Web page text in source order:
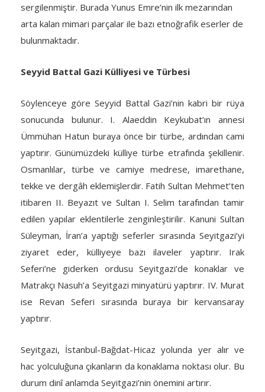
sergilenmiştir. Burada Yunus Emre’nin ilk mezarından
arta kalan mimari parçalar ile bazı etnoğrafik eserler de
bulunmaktadır.
Seyyid Battal Gazi Külliyesi ve Türbesi
Söylenceye göre Seyyid Battal Gazi’nin kabri bir rüya
sonucunda bulunur. I. Alaeddin Keykubat’ın annesi
Ümmühan Hatun buraya önce bir türbe, ardından cami
yaptırır. Günümüzdeki külliye türbe etrafında şekillenir.
Osmanlılar, türbe ve camiye medrese, imarethane,
tekke ve dergâh eklemişlerdir. Fatih Sultan Mehmet’ten
itibaren II. Beyazıt ve Sultan I. Selim tarafından tamir
edilen yapılar eklentilerle zenginleştirilir. Kanuni Sultan
Süleyman, İran’a yaptığı seferler sırasında Seyitgazi’yi
ziyaret eder, külliyeye bazı ilaveler yaptırır. Irak
Seferi’ne giderken ordusu Seyitgazi’de konaklar ve
Matrakçı Nasuh’a Seyitgazi minyatürü yaptırır. IV. Murat
ise Revan Seferi sırasında buraya bir kervansaray
yaptırır.
Seyitgazi, İstanbul-Bağdat-Hicaz yolunda yer alır ve
hac yolculuğuna çıkanların da konaklama noktası olur. Bu
durum dinî anlamda Seyitgazi’nin önemini artırır.